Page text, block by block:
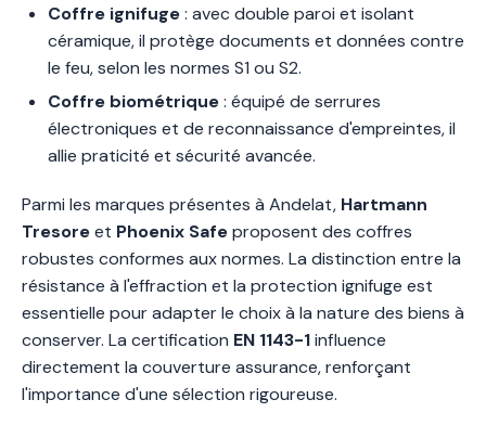
Coffre ignifuge: avec double paroi et isolant
céramique, il protège documents et données contre
le feu, selon les normes S1 ou S2.
Coffre biométrique: équipé de serrures
électroniques et de reconnaissance d'empreintes, il
allie praticité et sécurité avancée.
Parmi les marques présentes à Andelat, Hartmann
Tresoreet Phoenix Safeproposent des coffres
robustes conformes aux normes. La distinction entre la
résistance à l'effraction et la protection ignifuge est
essentielle pour adapter le choix à la nature des biens à
conserver. La certification EN 1143-1influence
directement la couverture assurance, renforçant
l'importance d'une sélection rigoureuse.